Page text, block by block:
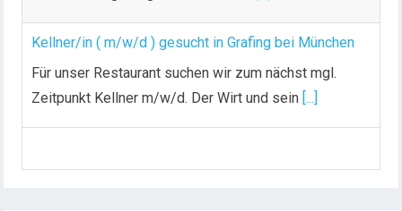
Kellner/in ( m/w/d ) gesucht in Grafing bei München
Für unser Restaurant suchen wir zum nächst mgl.
Zeitpunkt Kellner m/w/d. Der Wirt und sein[...]
Konstanz